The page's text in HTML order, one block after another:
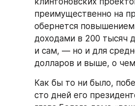
президента его
студентом, закончив
по специальности
в Оксфордском
в Йельском
генеральным
и на этот пост
Жена нового